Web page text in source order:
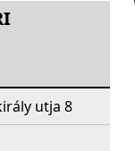
Lajos király utja
utja 8